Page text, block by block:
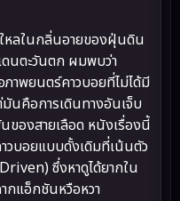
หลในกลิ่นอายของฝุ่นดิน
นตะวันตก ผมพบว่า
ภาพยนตร์คาวบอยที่ไม่ได้มี
นคือการเดินทางอันเจ็บ
ของสายเลือด หนังเรื่องนี้
วบอยแบบดั้งเดิมที่เน้นตัว
ซึ่งหาดูได้ยากใน
แอ็กชันหวือหวา